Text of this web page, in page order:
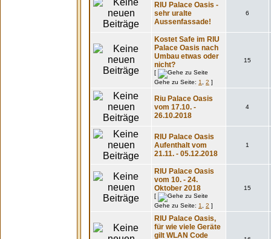
RIU Palace Oasis -
sehr uralte
Aussenfassade!
6
Kostet Safe im RIU
Palace Oasis nach
Umbau etwas oder
nicht?
[
Gehe zu Seite: 1 2 ]
15
Riu Palace Oasis
vom 17.10. -
26.10.2018
4
RIU Palace Oasis
Aufenthalt vom
21.11. - 05.12.2018
1
RIU Palace Oasis
vom 10. - 24.
Oktober 2018
[
Gehe zu Seite: 1 2 ]
15
RIU Palace Oasis,
für wie viele Geräte
gilt WLAN Code